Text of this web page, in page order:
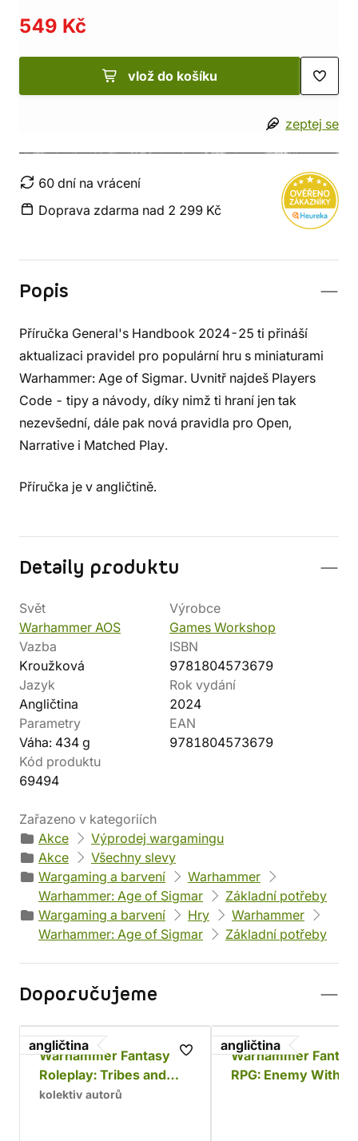
549 Kč
vlož do košíku
zeptej se
60 dní na vrácení
Doprava zdarma nad 2 299 Kč
Popis
Příručka General's Handbook 2024-25 ti přináší
aktualizaci pravidel pro populární hru s miniaturami
Warhammer: Age of Sigmar. Uvnitř najdeš Players
Code - tipy a návody, díky nimž ti hraní jen tak
nezevšední, dále pak nová pravidla pro Open,
Narrative i Matched Play.
Příručka je v angličtině.
Detaily produktu
Svět
Warhammer AOS
Výrobce
Games Workshop
Vazba
Kroužková
ISBN
9781804573679
Jazyk
Angličtina
Rok vydání
2024
Parametry
Váha: 434 g
EAN
9781804573679
Kód produktu
69494
Zařazeno v kategoriích
Akce
Výprodej wargamingu
Akce
Všechny slevy
Wargaming a barvení
Warhammer
Warhammer: Age of Sigmar
Základní potřeby
Wargaming a barvení
Hry
Warhammer
Warhammer: Age of Sigmar
Základní potřeby
Doporučujeme
angličtina
Warhammer Fantasy
Roleplay: Tribes and
Tribulations
kolektiv autorů
angličtina
Warhammer
RPG: Enemy Within